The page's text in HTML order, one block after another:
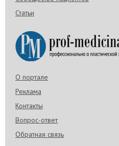
Статьи
О портале
Реклама
Контакты
Вопрос-ответ
Обратная связь